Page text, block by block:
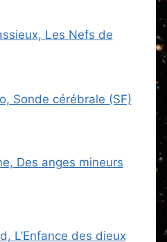
Les Nefs de
Sonde cérébrale (SF)
Des anges mineurs
L’Enfance des dieux